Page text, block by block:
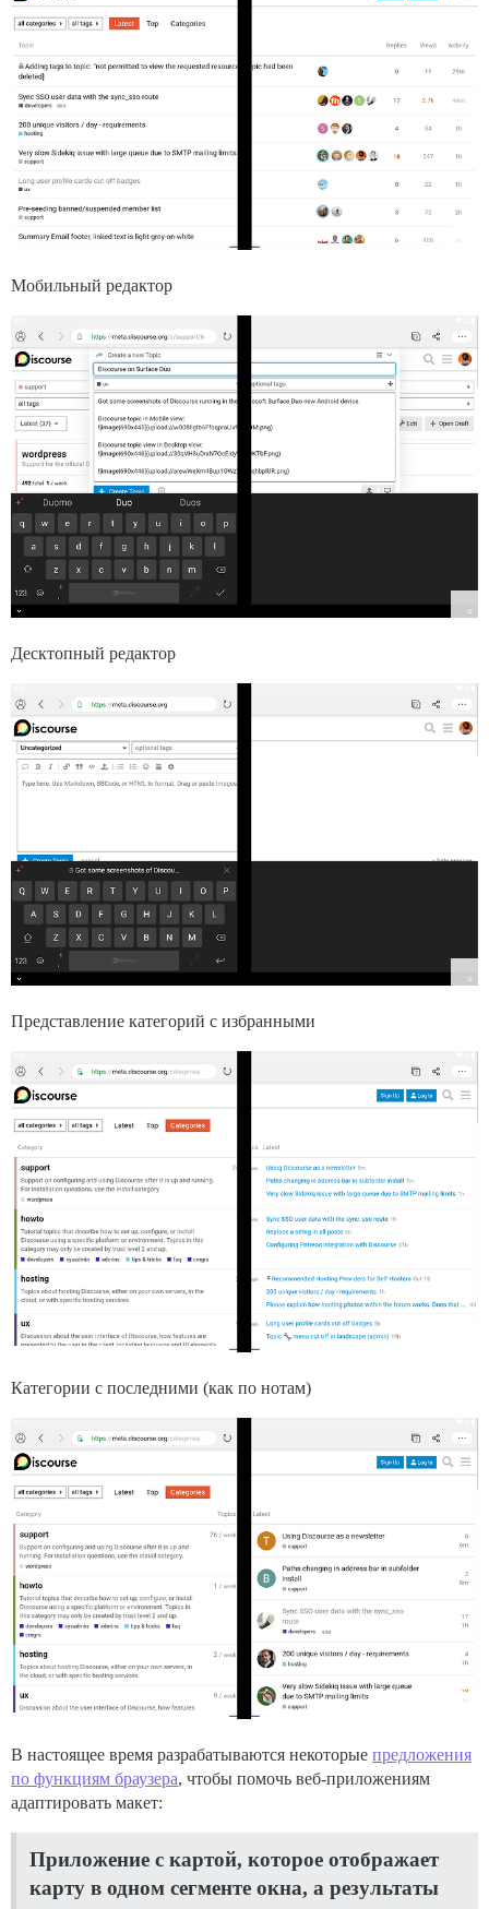
Мобильный редактор
Десктопный редактор
Представление категорий с избранными
Категории с последними (как по нотам)
В настоящее время разрабатываются некоторые предложения
по функциям браузера, чтобы помочь веб-приложениям
адаптировать макет:
Приложение с картой, которое отображает
карту в одном сегменте окна, а результаты